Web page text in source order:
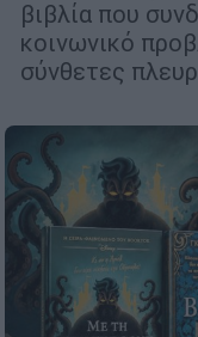
βιβλία που
κοινωνικό
σύνθετες